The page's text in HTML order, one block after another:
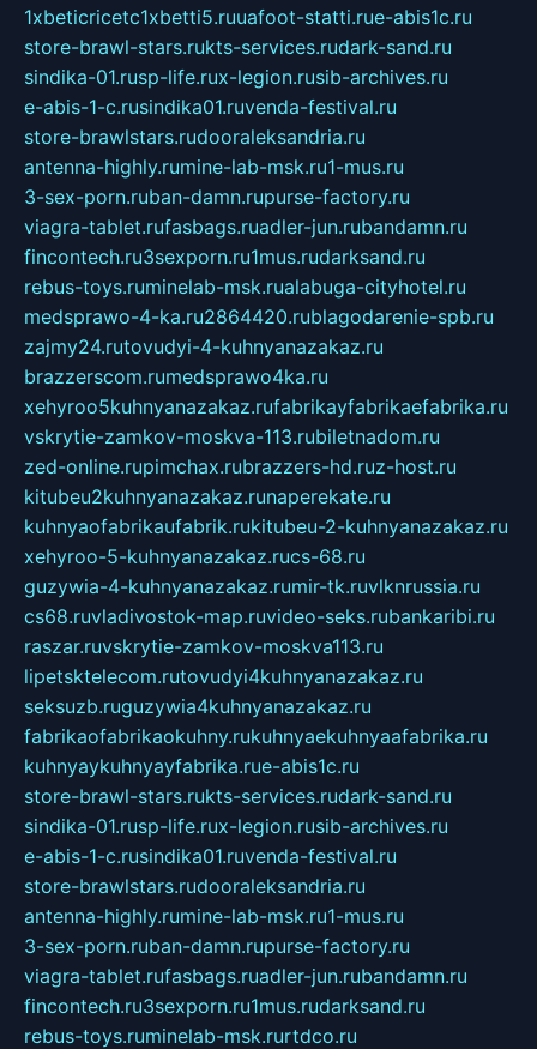
1xbeticricetc1xbetti5.ruuafoot-statti.rue-abis1c.ru
store-brawl-stars.rukts-services.rudark-sand.ru
sindika-01.rusp-life.rux-legion.rusib-archives.ru
e-abis-1-c.rusindika01.ruvenda-festival.ru
store-brawlstars.rudooraleksandria.ru
antenna-highly.rumine-lab-msk.ru1-mus.ru
3-sex-porn.ruban-damn.rupurse-factory.ru
viagra-tablet.rufasbags.ruadler-jun.rubandamn.ru
fincontech.ru3sexporn.ru1mus.rudarksand.ru
rebus-toys.ruminelab-msk.rualabuga-cityhotel.ru
medsprawo-4-ka.ru2864420.rublagodarenie-spb.ru
zajmy24.rutovudyi-4-kuhnyanazakaz.ru
brazzerscom.rumedsprawo4ka.ru
xehyroo5kuhnyanazakaz.rufabrikayfabrikaefabrika.ru
vskrytie-zamkov-moskva-113.rubiletnadom.ru
zed-online.rupimchax.rubrazzers-hd.ruz-host.ru
kitubeu2kuhnyanazakaz.runaperekate.ru
kuhnyaofabrikaufabrik.rukitubeu-2-kuhnyanazakaz.ru
xehyroo-5-kuhnyanazakaz.rucs-68.ru
guzywia-4-kuhnyanazakaz.rumir-tk.ruvlknrussia.ru
cs68.ruvladivostok-map.ruvideo-seks.rubankaribi.ru
raszar.ruvskrytie-zamkov-moskva113.ru
lipetsktelecom.rutovudyi4kuhnyanazakaz.ru
seksuzb.ruguzywia4kuhnyanazakaz.ru
fabrikaofabrikaokuhny.rukuhnyaekuhnyaafabrika.ru
kuhnyaykuhnyayfabrika.rue-abis1c.ru
store-brawl-stars.rukts-services.rudark-sand.ru
sindika-01.rusp-life.rux-legion.rusib-archives.ru
e-abis-1-c.rusindika01.ruvenda-festival.ru
store-brawlstars.rudooraleksandria.ru
antenna-highly.rumine-lab-msk.ru1-mus.ru
3-sex-porn.ruban-damn.rupurse-factory.ru
viagra-tablet.rufasbags.ruadler-jun.rubandamn.ru
fincontech.ru3sexporn.ru1mus.rudarksand.ru
rebus-toys.ruminelab-msk.rurtdco.ru